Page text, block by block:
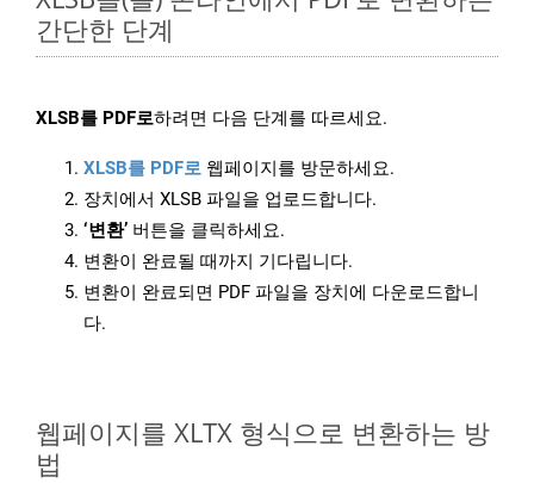
간단한 단계
XLSB를 PDF로하려면 다음 단계를 따르세요.
XLSB를 PDF로 웹페이지를 방문하세요.
장치에서 XLSB 파일을 업로드합니다.
‘변환’ 버튼을 클릭하세요.
변환이 완료될 때까지 기다립니다.
변환이 완료되면 PDF 파일을 장치에 다운로드합니
다.
웹페이지를 XLTX 형식으로 변환하는 방
법